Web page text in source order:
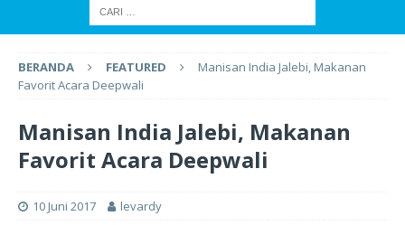
BERANDA FEATURED
Manisan India Jalebi, Makanan
Favorit Acara Deepwali
Manisan India Jalebi, Makanan
Favorit Acara Deepwali
10 Juni 2017 levardy